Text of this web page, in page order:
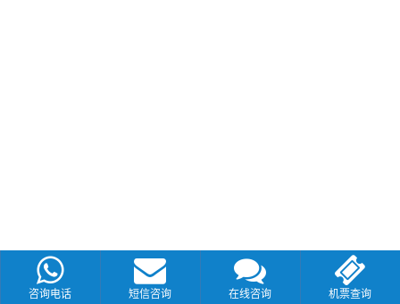
咨询电话 短信咨询 在线咨询 机票查询